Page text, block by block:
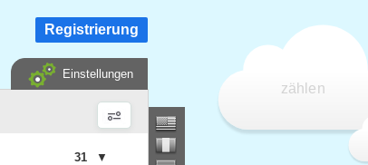
zählen
Registrierung
Einstellungen
31
▼